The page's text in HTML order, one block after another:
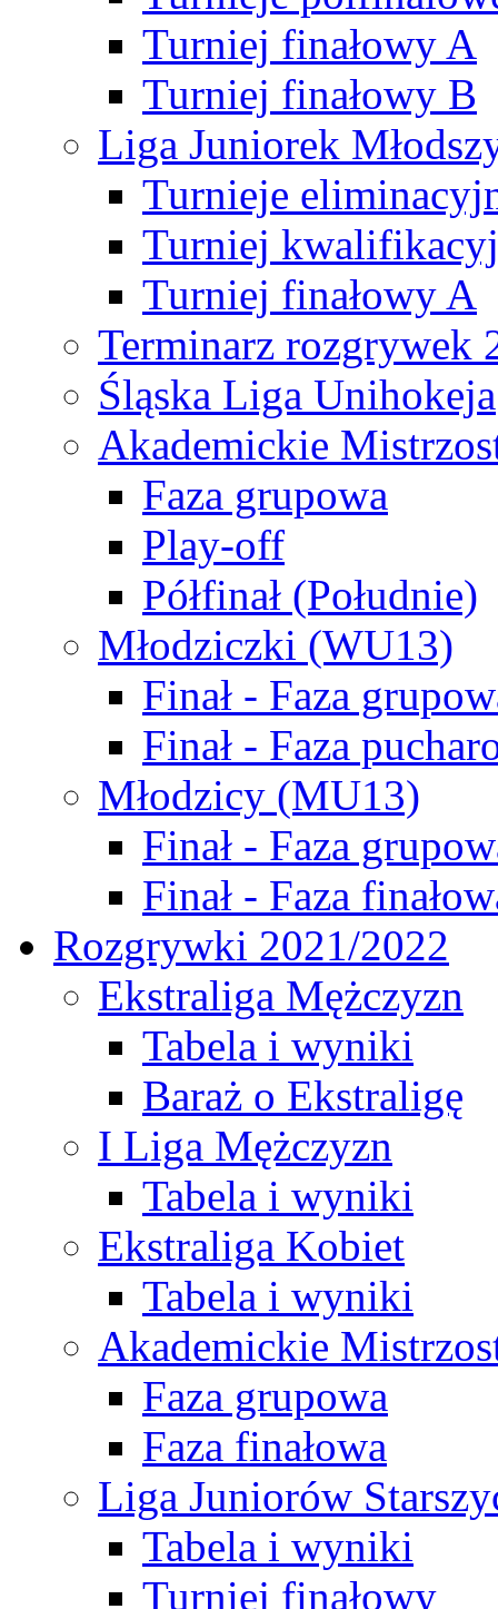
Turniej finałowy A
Turniej finałowy B
Liga Juniorek
Turnieje
Turniej
Turniej finałowy A
Terminarz rozgrywek
Śląska Liga Unihokeja
Akademickie
Faza grupowa
Play-off
Półfinał (Południe)
Młodziczki (WU13)
Finał - Faza
Finał - Faza
Młodzicy (MU13)
Finał - Faza
Finał - Faza
Rozgrywki 2021/2022
Ekstraliga Mężczyzn
Tabela i wyniki
Baraż o Ekstraligę
I Liga Mężczyzn
Tabela i wyniki
Ekstraliga Kobiet
Tabela i wyniki
Akademickie
Faza grupowa
Faza finałowa
Liga Juniorów
Tabela i wyniki
Turniej finałowy